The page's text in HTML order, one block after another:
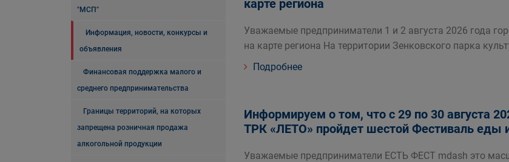
"МСП"
Информация, новости, конкурсы и
объявления
Финансовая поддержка малого и
среднего предпринимательства
Границы территорий, на которых
запрещена розничная продажа
алкогольной продукции
карте региона
Уважаемые предприниматели 1 и 2 августа 2026 года
на карте региона На территории Зенковского парка
Подробнее
Информируем о том, что с 29 по 30 августа
ТРК «ЛЕТО» пройдет шестой Фестиваль еды
Уважаемые предприниматели ЕСТЬ ФЕСТ mdash это